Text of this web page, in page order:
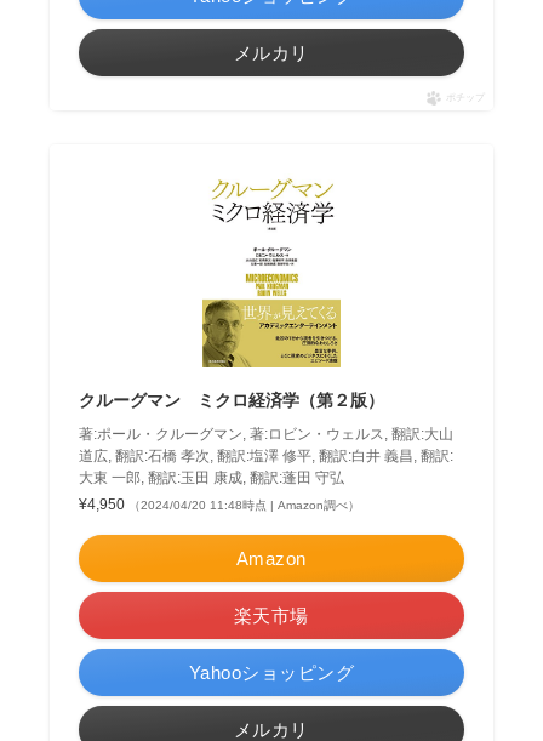
メルカリ
ポチップ
クルーグマン ミクロ経済学（第２版）
著:ポール・クルーグマン, 著:ロビン・ウェルス, 翻訳:大山
道広, 翻訳:石橋 孝次, 翻訳:塩澤 修平, 翻訳:白井 義昌, 翻訳:
大東 一郎, 翻訳:玉田 康成, 翻訳:蓬田 守弘
¥4,950
（2024/04/20 11:48時点 | Amazon調べ）
Amazon
楽天市場
Yahooショッピング
メルカリ